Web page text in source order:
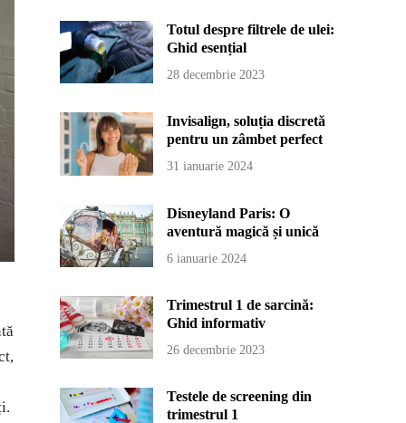
Totul despre filtrele de ulei:
Ghid esențial
28 decembrie 2023
Invisalign, soluția discretă
pentru un zâmbet perfect
31 ianuarie 2024
Disneyland Paris: O
aventură magică și unică
6 ianuarie 2024
Trimestrul 1 de sarcină:
Ghid informativ
26 decembrie 2023
Testele de screening din
trimestrul 1